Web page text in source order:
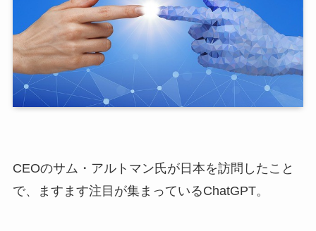
CEOのサム・アルトマン氏が日本を訪問したこと
で、ますます注目が集まっているChatGPT。